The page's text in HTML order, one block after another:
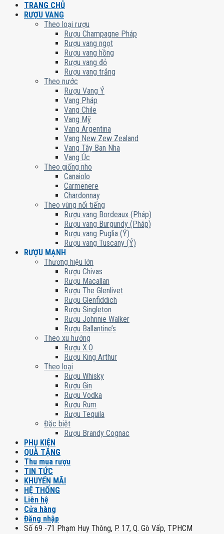
TRANG CHỦ
RƯỢU VANG
Theo loại rượu
Rượu Champagne Pháp
Rượu vang ngọt
Rượu vang hồng
Rượu vang đỏ
Rượu vang trắng
Theo nước
Rượu Vang Ý
Vang Pháp
Vang Chile
Vang Mỹ
Vang Argentina
Vang New Zew Zealand
Vang Tây Ban Nha
Vang Úc
Theo giống nho
Canaiolo
Carmenere
Chardonnay
Theo vùng nổi tiếng
Rượu vang Bordeaux (Pháp)
Rượu vang Burgundy (Pháp)
Rượu vang Puglia (Ý)
Rượu vang Tuscany (Ý)
RƯỢU MẠNH
Thương hiệu lớn
Rượu Chivas
Rượu Macallan
Rượu The Glenlivet
Rượu Glenfiddich
Rượu Singleton
Rượu Johnnie Walker
Rượu Ballantine’s
Theo xu hướng
Rượu X.O
Rượu King Arthur
Theo loại
Rượu Whisky
Rượu Gin
Rượu Vodka
Rượu Rum
Rượu Tequila
Đặc biệt
Rượu Brandy Cognac
PHỤ KIỆN
QUÀ TẶNG
Thu mua rượu
TIN TỨC
KHUYẾN MÃI
HỆ THỐNG
Liên hệ
Cửa hàng
Đăng nhập
Số 69 -71 Phạm Huy Thông, P. 17, Q. Gò Vấp, TPHCM